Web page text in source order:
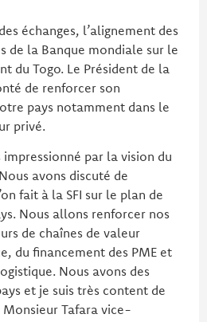
échanges, l’alignement des
de la Banque mondiale sur le
du Togo. Le Président de la
de renforcer son
pays notamment dans le
privé.
impressionné par la vision du
avons discuté de
fait à la SFI sur le plan de
Nous allons renforcer nos
de chaînes de valeur
du financement des PME et
Nous avons des
et je suis très content de
Monsieur Tafara vice-